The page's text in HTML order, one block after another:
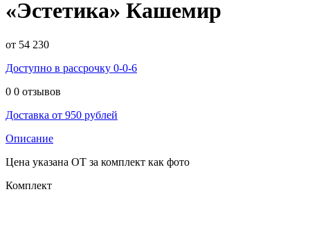
«Эстетика» Кашемир
от 54 230
Доступно в рассрочку 0-0-6
0 0 отзывов
Доставка от 950 рублей
Описание
Цена указана ОТ за комплект как фото
Комплект